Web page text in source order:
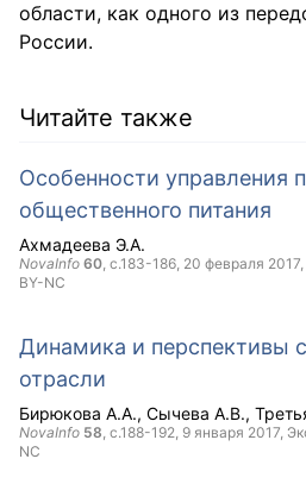
области, как одного из
России.
Читайте также
Особенности управления
общественного питания
Ахмадеева Э.А.
NovaInfo 60, с.183-186, 20 февраля 2017
BY-NC
Динамика и перспективы
отрасли
Бирюкова А.А. Сычева А.В.
NovaInfo 58, с.188-192, 9 января 2017,
NC